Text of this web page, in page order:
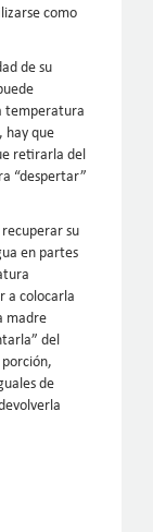
como
de su
temperatura
hay que
retirarla del
“despertar”
su
en partes
a colocarla
madre
del
de